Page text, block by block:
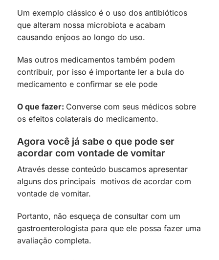
Um exemplo clássico é o uso dos antibióticos
que alteram nossa microbiota e acabam
causando enjoos ao longo do uso.
Mas outros medicamentos também podem
contribuir, por isso é importante ler a bula do
medicamento e confirmar se ele pode
O que fazer: Converse com seus médicos sobre
os efeitos colaterais do medicamento.
Agora você já sabe o que pode ser
acordar com vontade de vomitar
Através desse conteúdo buscamos apresentar
alguns dos principais motivos de acordar com
vontade de vomitar.
Portanto, não esqueça de consultar com um
gastroenterologista para que ele possa fazer uma
avaliação completa.